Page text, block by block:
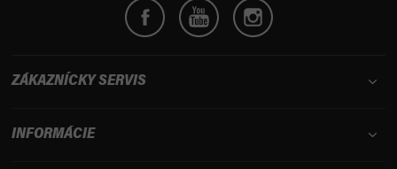
ZÁKAZNÍCKY SERVIS
INFORMÁCIE